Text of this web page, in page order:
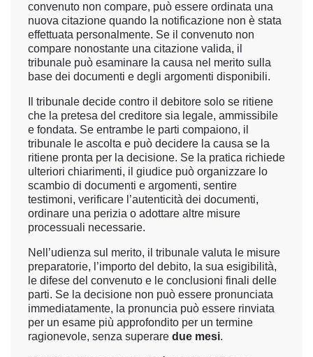
convenuto non compare, può essere ordinata una
nuova citazione quando la notificazione non è stata
effettuata personalmente. Se il convenuto non
compare nonostante una citazione valida, il
tribunale può esaminare la causa nel merito sulla
base dei documenti e degli argomenti disponibili.
Il tribunale decide contro il debitore solo se ritiene
che la pretesa del creditore sia legale, ammissibile
e fondata. Se entrambe le parti compaiono, il
tribunale le ascolta e può decidere la causa se la
ritiene pronta per la decisione. Se la pratica richiede
ulteriori chiarimenti, il giudice può organizzare lo
scambio di documenti e argomenti, sentire
testimoni, verificare l’autenticità dei documenti,
ordinare una perizia o adottare altre misure
processuali necessarie.
Nell’udienza sul merito, il tribunale valuta le misure
preparatorie, l’importo del debito, la sua esigibilità,
le difese del convenuto e le conclusioni finali delle
parti. Se la decisione non può essere pronunciata
immediatamente, la pronuncia può essere rinviata
per un esame più approfondito per un termine
ragionevole, senza superare due mesi.